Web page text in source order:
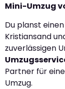
Mini-Umzug
Du planst einen
Kristiansand
zuverlässigen
Partner für
Umzug.